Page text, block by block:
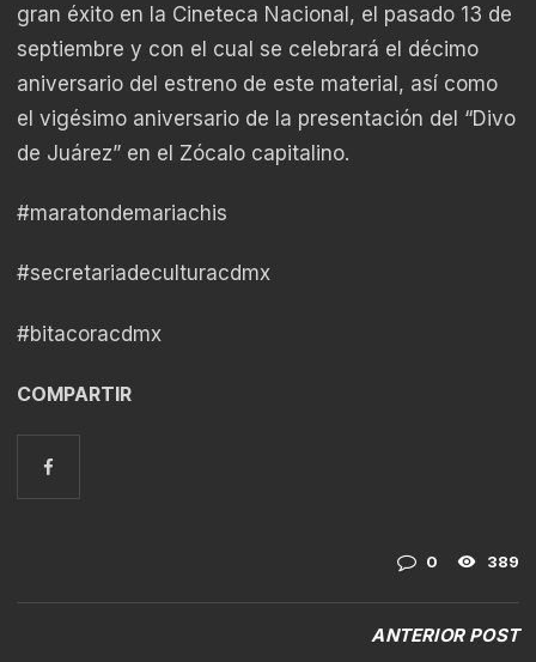
gran éxito en la Cineteca Nacional, el pasado 13 de
septiembre y con el cual se celebrará el décimo
aniversario del estreno de este material, así como
el vigésimo aniversario de la presentación del “Divo
de Juárez” en el Zócalo capitalino.
#maratondemariachis
#secretariadeculturacdmx
#bitacoracdmx
COMPARTIR
0 389
ANTERIOR POST